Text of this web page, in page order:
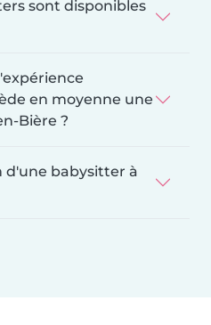
sont disponibles
en moyenne une
Bière ?
d'une babysitter à